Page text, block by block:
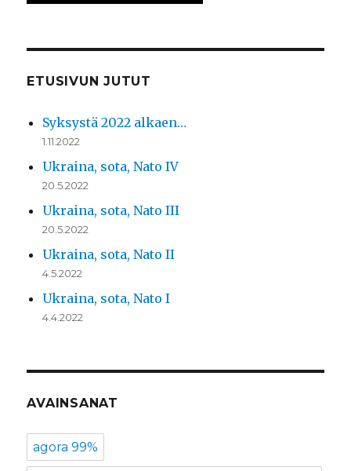
ETUSIVUN JUTUT
Syksystä 2022 alkaen…
1.11.2022
Ukraina, sota, Nato IV
20.5.2022
Ukraina, sota, Nato III
20.5.2022
Ukraina, sota, Nato II
4.5.2022
Ukraina, sota, Nato I
4.4.2022
AVAINSANAT
agora 99%